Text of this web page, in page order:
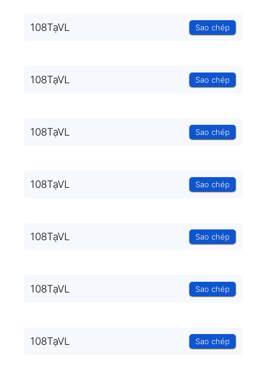
108TạVL Sao chép
108TạVL Sao chép
108TạVL Sao chép
108TạVL Sao chép
108TạVL Sao chép
108TạVL Sao chép
108TạVL Sao chép